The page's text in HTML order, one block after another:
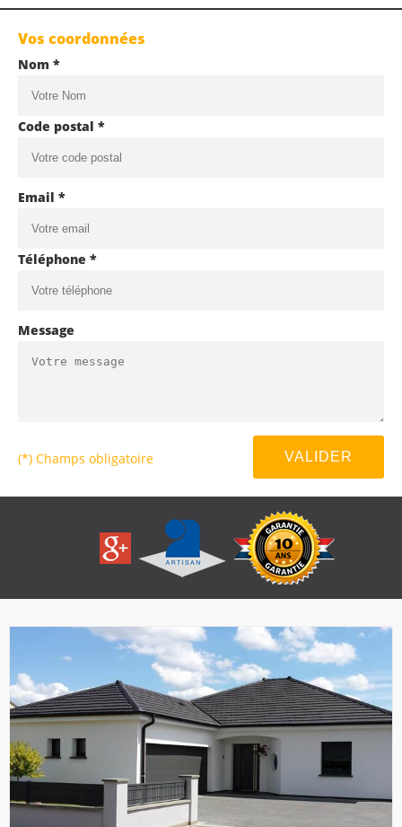
Vos coordonnées
Nom *
Code postal *
Email *
Téléphone *
Message
(*) Champs obligatoire